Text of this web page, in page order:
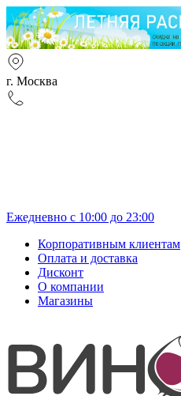
г. Москва
Ежедневно с 10:00 до 23:00
Корпоративным клиентам
Оплата и доставка
Дисконт
О компании
Магазины